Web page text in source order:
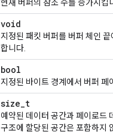
현재 버퍼의 참조 수를 증가시킵
void
지정된 패킷 버퍼를 버퍼 체인
합니다.
bool
지정된 바이트 경계에서 버퍼 페
size_t
예약된 데이터 공간과 페이로드
구조에 할당된 공간은 포함하지